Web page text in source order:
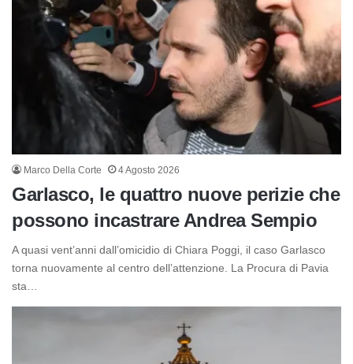
Marco Della Corte 4 Agosto 2026
Garlasco, le quattro nuove perizie che
possono incastrare Andrea Sempio
A quasi vent’anni dall’omicidio di Chiara Poggi, il caso Garlasco
torna nuovamente al centro dell’attenzione. La Procura di Pavia
sta…